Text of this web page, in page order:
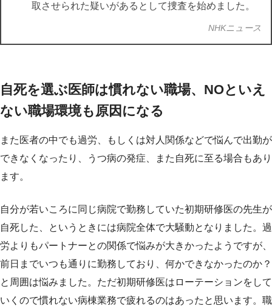
取させられた疑いがあるとして捜査を始めました。
NHKニュース
自死を選ぶ医師は慣れない職場、NOといえ
ない職場環境も原因になる
また医者の中でも過労、もしくは対人関係などで悩んで出勤が
できなくなったり、うつ病の発症、また自死に至る場合もあり
ます。
自分が若いころに同じ病院で勤務していた初期研修医の先生が
自死した、というときには病院全体で大騒動となりました。過
労よりもパートナーとの関係で悩みが大きかったようですが、
前日までいつも通りに勤務しており、何かできなかったのか？
と周囲は悩みました。ただ初期研修医はローテーションをして
いくので慣れない病棟業務で疲れるのはあったと思います。職